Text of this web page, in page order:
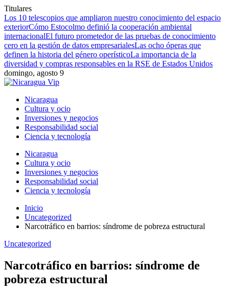
Titulares
Los 10 telescopios que ampliaron nuestro conocimiento del espacio
exteriorCómo Estocolmo definió la cooperación ambiental
internacionalEl futuro prometedor de las pruebas de conocimiento
cero en la gestión de datos empresarialesLas ocho óperas que
definen la historia del género operísticoLa importancia de la
diversidad y compras responsables en la RSE de Estados Unidos
domingo, agosto 9
Nicaragua
Cultura y ocio
Inversiones y negocios
Responsabilidad social
Ciencia y tecnología
Nicaragua
Cultura y ocio
Inversiones y negocios
Responsabilidad social
Ciencia y tecnología
Inicio
Uncategorized
Narcotráfico en barrios: síndrome de pobreza estructural
Uncategorized
Narcotráfico en barrios: síndrome de
pobreza estructural